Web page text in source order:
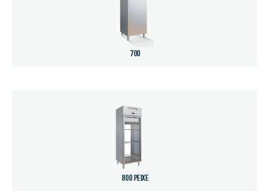
700
800 PEIXE